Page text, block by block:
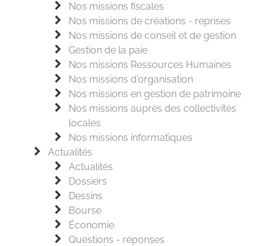
Nos missions fiscales
Nos missions de créations - reprises
Nos missions de conseil et de gestion
Gestion de la paie
Nos missions Ressources Humaines
Nos missions d'organisation
Nos missions en gestion de patrimoine
Nos missions auprès des collectivités
locales
Nos missions informatiques
Actualités
Actualités
Dossiers
Dessins
Bourse
Économie
Questions - réponses